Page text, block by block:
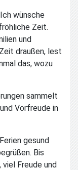
wünsche
Zeit.
und
draußen, lest
das, wozu
sammelt
Vorfreude in
gesund
Bis
viel Freude und